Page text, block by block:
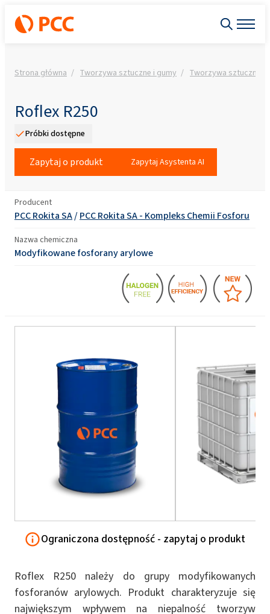
Strona główna Tworzywa sztuczne i gumy Tworzywa sztuczne
Roflex R250
Próbki dostępne
Zapytaj o produkt Zapytaj Asystenta AI
Producent
PCC Rokita SA/PCC Rokita SA - Kompleks Chemii Fosforu
Nazwa chemiczna
Modyfikowane fosforany arylowe
Ograniczona dostępność - zapytaj o produkt
Roflex R250 należy do grupy modyfikowanych
fosforanów arylowych. Produkt charakteryzuje się
największym wpływem na niepalność tworzyw